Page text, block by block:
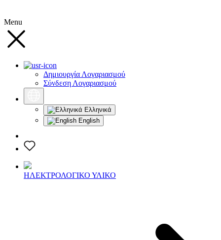
Menu
Δημιουργία Λογαριασμού
Σύνδεση Λογαριασμού
Ελληνικά
English
ΗΛΕΚΤΡΟΛΟΓΙΚΟ ΥΛΙΚΟ